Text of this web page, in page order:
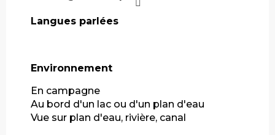
Langues parlées
Langues parlées
Environnement
Environnement
En campagne
Au bord d'un lac ou d'un plan d'eau
Vue sur plan d'eau, rivière, canal